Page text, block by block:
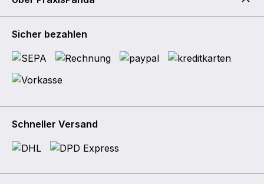
Sicher bezahlen
Schneller Versand